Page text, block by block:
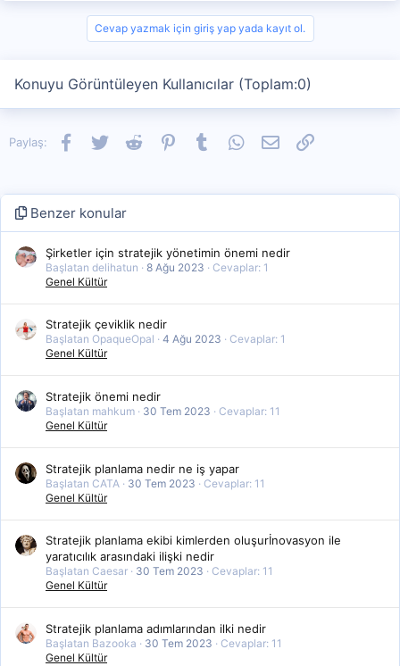
Cevap yazmak için giriş yap yada kayıt ol.
Konuyu Görüntüleyen Kullanıcılar (Toplam:0)
Paylaş: Facebook
TwitterReddit PinterestTumblrWhatsApp
E-postaLink
Benzer konular
Şirketler için stratejik yönetimin önemi nedir
Başlatan delihatun 8 Ağu 2023
Cevaplar: 1
Genel Kültür
Stratejik çeviklik nedir
Başlatan OpaqueOpal 4 Ağu 2023
Cevaplar: 1
Genel Kültür
Stratejik önemi nedir
Başlatan mahkum 30 Tem 2023
Cevaplar: 11
Genel Kültür
Stratejik planlama nedir ne iş yapar
Başlatan CATA 30 Tem 2023
Cevaplar: 11
Genel Kültür
Stratejik planlama ekibi kimlerden oluşurİnovasyon ile
yaratıcılık arasındaki ilişki nedir
Başlatan Caesar 30 Tem 2023
Cevaplar: 11
Genel Kültür
Stratejik planlama adımlarından ilki nedir
Başlatan Bazooka 30 Tem 2023
Cevaplar: 11
Genel Kültür